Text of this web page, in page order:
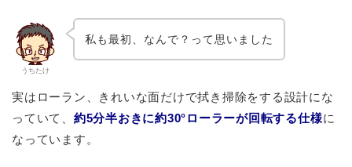
うちたけ
私も最初、なんで？って思いました
実はローラン、きれいな面だけで拭き掃除をする設計にな
っていて、 約5分半おきに約30°ローラーが回転する仕様に
なっています。